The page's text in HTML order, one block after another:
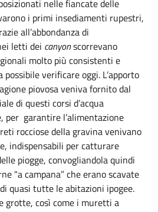
nelle fiancate delle
i primi insediamenti rupestri,
all’abbondanza di
letti dei canyonscorrevano
molto più consistenti e
verificare oggi. L’apporto
piovosa veniva fornito dal
di questi corsi d’acqua
per garantire l’alimentazione
rocciose della gravina venivano
indispensabili per catturare
piogge, convogliandola quindi
"a campana” che erano scavate
quasi tutte le abitazioni ipogee.
grotte, così come i muretti a